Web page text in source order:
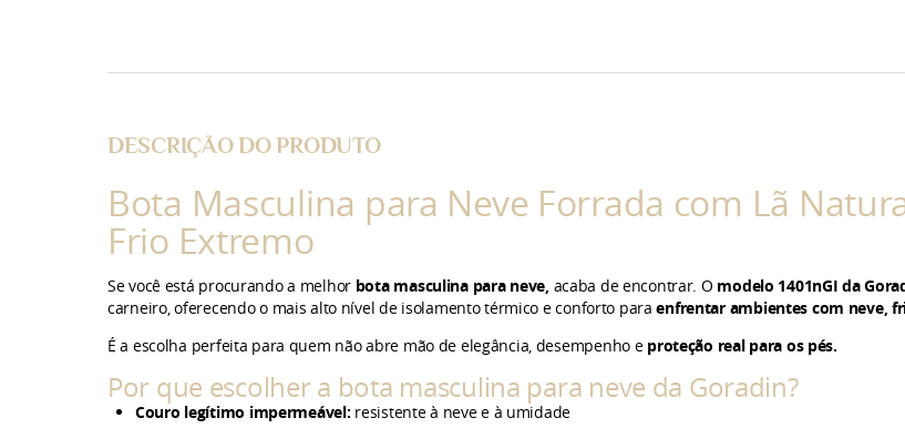
DESCRIÇÃO DO PRODUTO
Bota Masculina para Neve Forrada com Lã
Frio Extremo
Se você está procurando a melhor bota masculina para neve, acaba de encontrar. O modelo 1401nGI da
carneiro, oferecendo o mais alto nível de isolamento térmico e conforto para enfrentar ambientes com neve,
É a escolha perfeita para quem não abre mão de elegância, desempenho e proteção real para os pés.
Por que escolher a bota masculina para neve da Goradin?
Couro legítimo impermeável: resistente à neve e à umidade